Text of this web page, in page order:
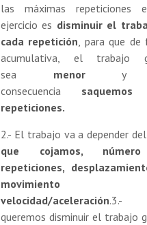
las máximas repeticiones
ejercicio es disminuir el
cada repetición , para que
acumulativa, el trabajo
sea menory
consecuencia saquemos
repeticiones.
2.- El trabajo va a depender del
que cojamos,
repeticiones,
velocidad/aceleración
queremos disminuir el trabajo